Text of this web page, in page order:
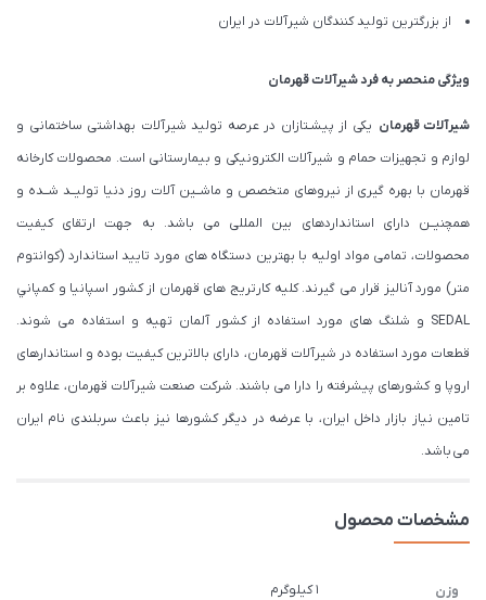
از بزرگترین تولید کنندگان شیرآلات در ایران
ویژگی منحصر به فرد شیرآلات قهرمان
شیرآلات قهرمان یکی از پیشـتازان در عرصه تولید شیرآلات بهداشتی ساختمانی و
لوازم و تجهیزات حمام و شیرآلات الکترونیکی و بیمارستانی است. محصولات کارخانه
قهرمان با بهره گیری از نیروهای متخصص و ماشــین آلات روز دنیا تولیــد شــده و
همچنیــن دارای استانداردهای بین المللی می باشد. به جهت ارتقای کیفیت
محصولات، تمامی مواد اولیه با بهترین دستگاه های مورد تایید استاندارد (كوانتوم
متر) مورد آنالیز قرار می گیرند. كليه كارتريج های قهرمان از كشور اسپانيا و كمپاني
SEDAL و شلنگ های مورد استفاده از کشور آلمان تهیه و استفاده می شوند.
قطعات مورد استفاده در شیرآلات قهرمان، دارای بالاترین کیفیت بوده و استاندارهای
اروپا و کشورهای پیشرفته را دارا می باشند. شرکت صنعت شیرآلات قهرمان، علاوه بر
تامین نیاز بازار داخل ایران، با عرضه در دیگر کشورها نیز باعث سربلندی نام ایران
می باشد.
مشخصات محصول
وزن 1 کیلوگرم